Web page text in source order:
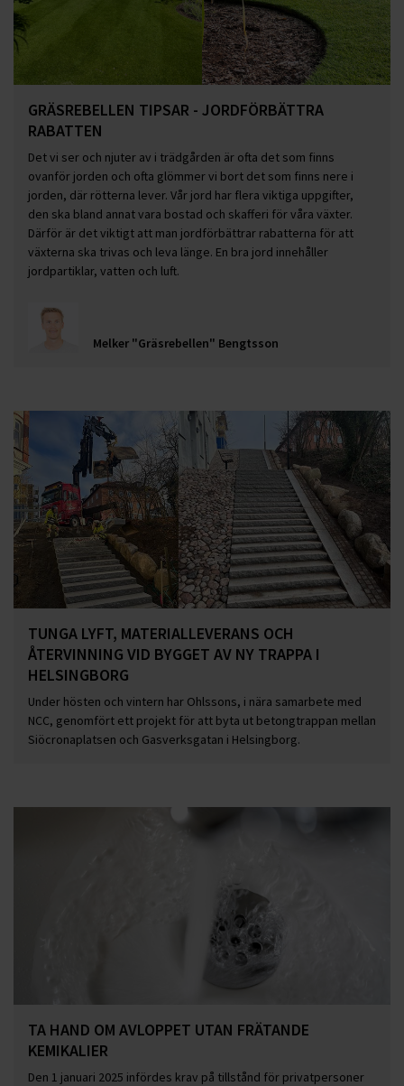
GRÄSREBELLEN TIPSAR - JORDFÖRBÄTTRA
RABATTEN
Det vi ser och njuter av i trädgården är ofta det som finns
ovanför jorden och ofta glömmer vi bort det som finns nere i
jorden, där rötterna lever. Vår jord har flera viktiga uppgifter,
den ska bland annat vara bostad och skafferi för våra växter.
Därför är det viktigt att man jordförbättrar rabatterna för att
växterna ska trivas och leva länge. En bra jord innehåller
jordpartiklar, vatten och luft.
Melker "Gräsrebellen" Bengtsson
TUNGA LYFT, MATERIALLEVERANS OCH
ÅTERVINNING VID BYGGET AV NY TRAPPA I
HELSINGBORG
Under hösten och vintern har Ohlssons, i nära samarbete med
NCC, genomfört ett projekt för att byta ut betongtrappan mellan
Siöcronaplatsen och Gasverksgatan i Helsingborg.
TA HAND OM AVLOPPET UTAN FRÄTANDE
KEMIKALIER
Den 1 januari 2025 infördes krav på tillstånd för privatpersoner